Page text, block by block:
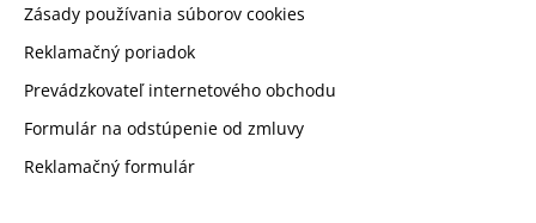
Zásady používania súborov cookies
Reklamačný poriadok
Prevádzkovateľ internetového obchodu
Formulár na odstúpenie od zmluvy
Reklamačný formulár